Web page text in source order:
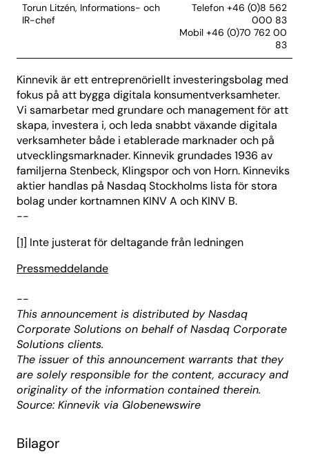
Torun Litzén, Informations- och
IR-chef
Telefon +46 (0)8 562
000 83
Mobil +46 (0)70 762 00
83
Kinnevik är ett entreprenöriellt investeringsbolag med
fokus på att bygga digitala konsumentverksamheter.
Vi samarbetar med grundare och management för att
skapa, investera i, och leda snabbt växande digitala
verksamheter både i etablerade marknader och på
utvecklingsmarknader. Kinnevik grundades 1936 av
familjerna Stenbeck, Klingspor och von Horn. Kinneviks
aktier handlas på Nasdaq Stockholms lista för stora
bolag under kortnamnen KINV A och KINV B.
--
[1] Inte justerat för deltagande från ledningen
Pressmeddelande
--
This announcement is distributed by Nasdaq
Corporate Solutions on behalf of Nasdaq Corporate
Solutions clients.
The issuer of this announcement warrants that they
are solely responsible for the content, accuracy and
originality of the information contained therein.
Source: Kinnevik via Globenewswire
Bilagor